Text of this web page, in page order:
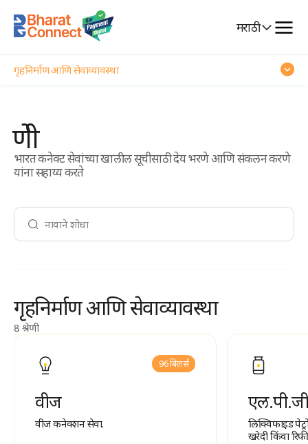
Select
मराठी
गृहनिर्माण आणि सेवाव्यावस्था
प्रवास
वित्त
सवड
श्रेणी
भारत कनेक्ट सेवांच्या खालील सूचीसाठी देय भरणे आणि संकलन करणे
यांना सहाय्य करते
गृहनिर्माण आणि सेवाव्यावस्था
8 श्रेणी
96 बिलर्स
वीज
वीज कनेक्शन सेवा.
एल.पी.जी
लिक्विफाइड
खरेदी किंवा